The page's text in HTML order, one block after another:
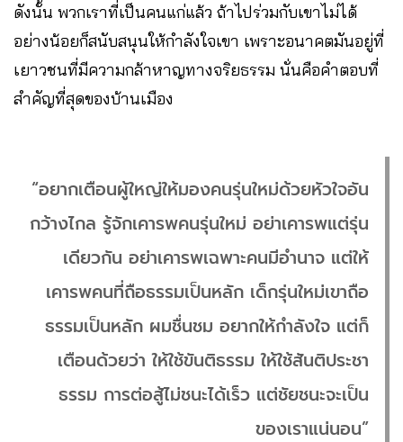
ดังนั้น พวกเราที่เป็นคนแก่แล้ว ถ้าไปร่วมกับเขาไม่ได้
อย่างน้อยก็สนับสนุนให้กำลังใจเขา เพราะอนาคตมันอยู่ที่
เยาวชนที่มีความกล้าหาญทางจริยธรรม นั่นคือคำตอบที่
สำคัญที่สุดของบ้านเมือง
“อยากเตือนผู้ใหญ่ให้มองคนรุ่นใหม่ด้วยหัวใจอัน
กว้างไกล รู้จักเคารพคนรุ่นใหม่ อย่าเคารพแต่รุ่น
เดียวกัน อย่าเคารพเฉพาะคนมีอำนาจ แต่ให้
เคารพคนที่ถือธรรมเป็นหลัก เด็กรุ่นใหม่เขาถือ
ธรรมเป็นหลัก ผมชื่นชม อยากให้กำลังใจ แต่ก็
เตือนด้วยว่า ให้ใช้ขันติธรรม ให้ใช้สันติประชา
ธรรม การต่อสู้ไม่ชนะได้เร็ว แต่ชัยชนะจะเป็น
ของเราแน่นอน”